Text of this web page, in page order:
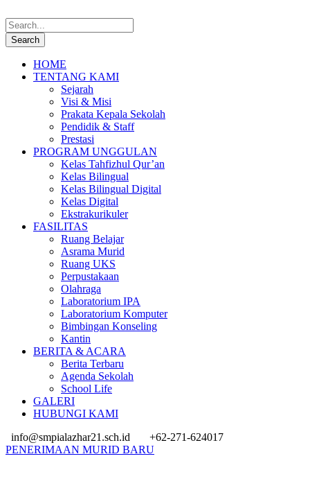
HOME
TENTANG KAMI
Sejarah
Visi & Misi
Prakata Kepala Sekolah
Pendidik & Staff
Prestasi
PROGRAM UNGGULAN
Kelas Tahfizhul Qur’an
Kelas Bilingual
Kelas Bilingual Digital
Kelas Digital
Ekstrakurikuler
FASILITAS
Ruang Belajar
Asrama Murid
Ruang UKS
Perpustakaan
Olahraga
Laboratorium IPA
Laboratorium Komputer
Bimbingan Konseling
Kantin
BERITA & ACARA
Berita Terbaru
Agenda Sekolah
School Life
GALERI
HUBUNGI KAMI
info@smpialazhar21.sch.id
+62-271-624017
PENERIMAAN MURID BARU